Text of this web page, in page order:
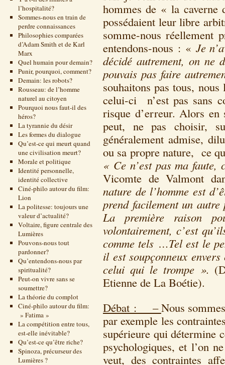
l’hospitalité?
Sommes-nous en train de
perdre connaissances
Philosophies comparées
d’Adam Smith et de Karl
Marx
Quel humain pour demain?
Punir, pourquoi, comment?
Demain: les robots?
Rousseau: de l’homme
naturel au citoyen
Pourquoi nous faut-il des
héros?
La tyrannie du désir
Les formes du dialogue
Qu’est-ce qui meurt quand
une civilisation meurt?
Morale et politique
Identité personnelle,
identité collective
Ciné-philo autour du film:
Lion
La politesse: toujours une
valeur d’actualité?
Voltaire, figure centrale des
Lumières
Pouvons-nous tout
pardonner?
Qu’entendons-nous par
spiritualité?
Peut-on vivre sans se
soumettre?
La théorie du complot
Ciné-philo autour du film:
» Fatima »
La compétition entre tous,
est-elle inévitable?
Qu’est-ce qu’être riche?
Spinoza, précurseur des
Lumières ?
hommes de « la caverne
possédaient leur libre
somme-nous réellement
entendons-nous : « Je
décidé autrement, on
pouvais pas faire
souhaitons pas tous,
celui-ci n’est pas sans
risque d’erreur. Alors
peut, ne pas choisir,
généralement admise,
ou sa propre nature, ce
« Ce n’est pas ma faute,
Vicomte de Valmont
nature de l’homme est
prend facilement un
La première raison
volontairement, c’est
comme tels …Tel est le
il est soupçonneux
celui qui le trompe ».
Etienne de La Boétie).
Débat : –Nous
par exemple les
supérieure qui détermine
psychologiques, et l’on
veut, des contraintes